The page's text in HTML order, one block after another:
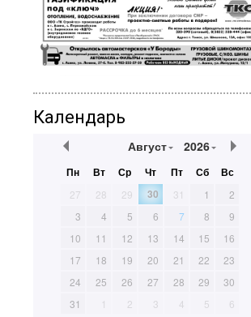
Календарь
Август 2026
Пн Вт Ср Чт Пт Сб Вс
27 28 29 30 31 1
2
3
4 5 6 7 8
9
10
11 12 13 14 15
16
17
18 19 20 21 22
23
24
25 26 27 28 29
30
31
1 2 3 4 5 6